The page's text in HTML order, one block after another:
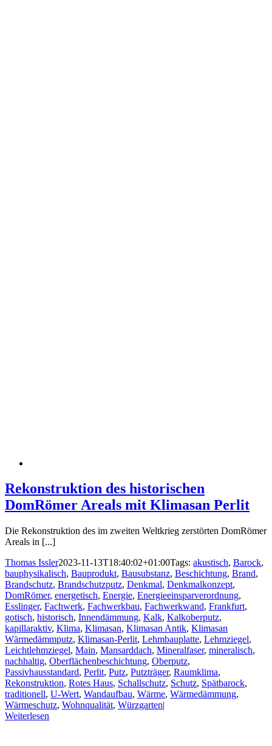
Rekonstruktion des historischen
DomRömer Areals mit Klimasan Perlit
Die Rekonstruktion des im zweiten Weltkrieg zerstörten DomRömer
Areals in [...]
Thomas Issler2023-11-13T18:40:02+01:00Tags: akustisch, Barock,
bauphysikalisch, Bauprodukt, Bausubstanz, Beschichtung, Brand,
Brandschutz, Brandschutzputz, Denkmal, Denkmalkonzept,
DomRömer, energetisch, Energie, Energieeinsparverordnung,
Esslinger, Fachwerk, Fachwerkbau, Fachwerkwand, Frankfurt,
gotisch, historisch, Innendämmung, Kalk, Kalkoberputz,
kapillaraktiv, Klima, Klimasan, Klimasan Antik, Klimasan
Wärmedämmputz, Klimasan-Perlit, Lehmbauplatte, Lehmziegel,
Leichtlehmziegel, Main, Mansarddach, Mineralfaser, mineralisch,
nachhaltig, Oberflächenbeschichtung, Oberputz,
Passivhausstandard, Perlit, Putz, Putzträger, Raumklima,
Rekonstruktion, Rotes Haus, Schallschutz, Schutz, Spätbarock,
traditionell, U-Wert, Wandaufbau, Wärme, Wärmedämmung,
Wärmeschutz, Wohnqualität, Würzgarten|
Weiterlesen